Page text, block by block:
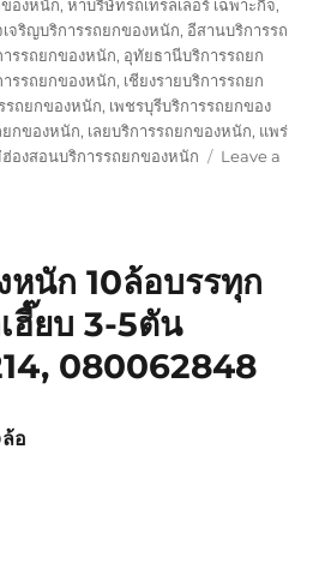
องหนัก,หาบริษัทรถเทรลเลอร์ เฉพาะกิจ,
เจริญบริการรถยกของหนัก, อีสานบริการรถ
รรถยกของหนัก, อุทัยธานีบริการรถยก
รรถยกของหนัก, เชียงรายบริการรถยก
รถยกของหนัก, เพชรบุรีบริการรถยกของ
ยกของหนัก, เลยบริการรถยกของหนัก, แพร่
องสอนบริการรถยกของหนัก
Leave a
หนัก 10ล้อบรรทุก
ฮี๊ยบ 3-5ตัน
080062848
อ